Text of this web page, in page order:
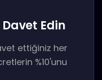
Davet Edin
ettiğiniz her
%10'unu